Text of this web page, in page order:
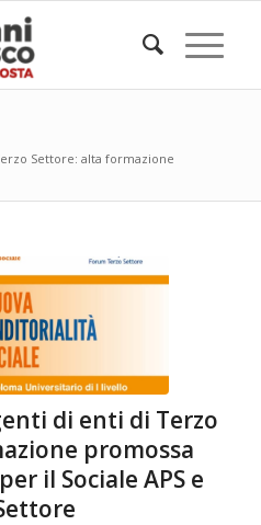
Settore: alta formazione
di enti di Terzo
promossa
il Sociale APS e